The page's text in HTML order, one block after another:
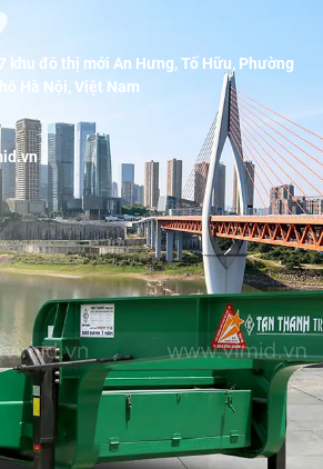
khu đô thị mới An Hưng, Tố Hữu, Phường
Hà Nội, Việt Nam